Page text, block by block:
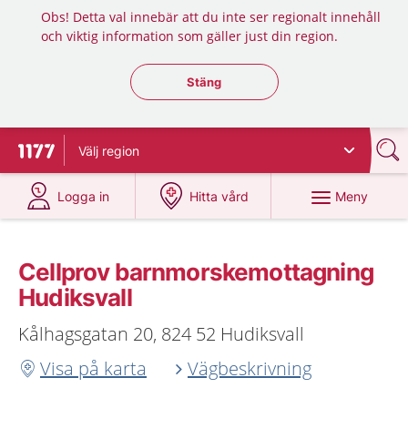
Obs! Detta val innebär att du inte ser regionalt innehåll
och viktig information som gäller just din region.
Stäng regionsväljaren
Stäng
Till startsidan för 1177
Välj region
Logga in
på 1177.se
Hitta vård
på 1177.se
Meny
Cellprov barnmorskemottagning
Hudiksvall
Kålhagsgatan 20, 824 52 Hudiksvall
Visa på karta
Vägbeskrivning